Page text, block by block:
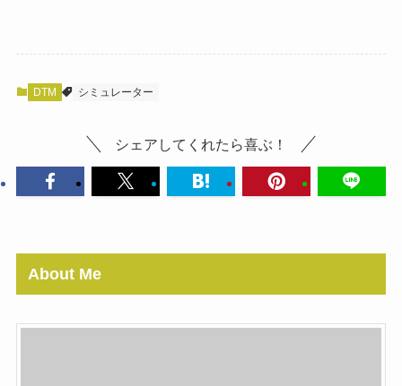
DTM シミュレーター
シェアしてくれたら喜ぶ！
About Me